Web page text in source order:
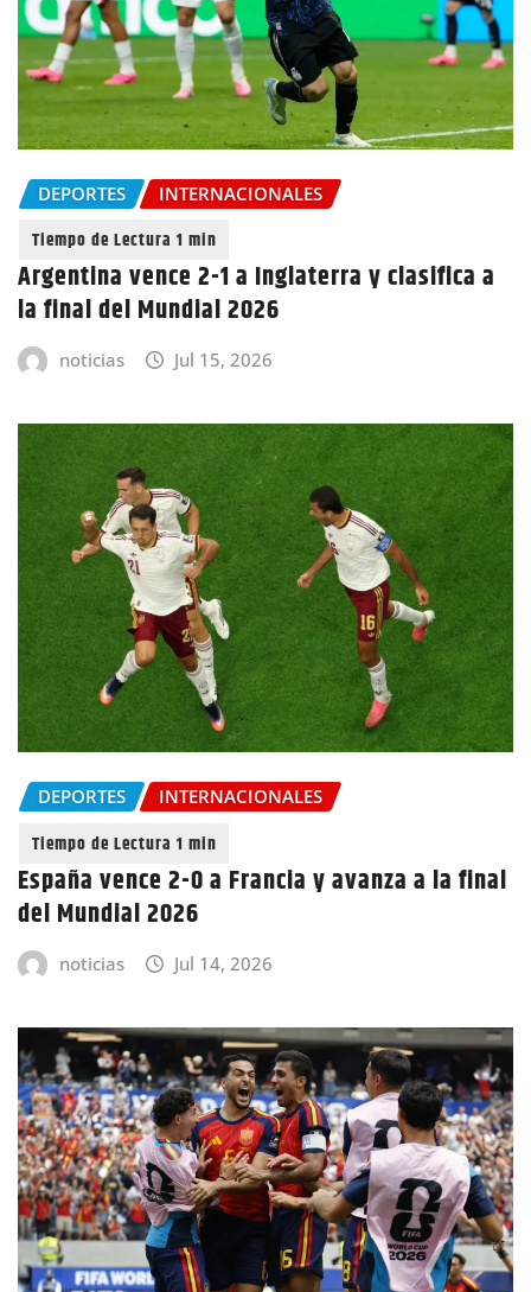
DEPORTES INTERNACIONALES
Argentina vence 2-1 a Inglaterra y clasifica a
la final del Mundial 2026
noticias Jul 15, 2026
DEPORTES INTERNACIONALES
España vence 2-0 a Francia y avanza a la final
del Mundial 2026
noticias Jul 14, 2026